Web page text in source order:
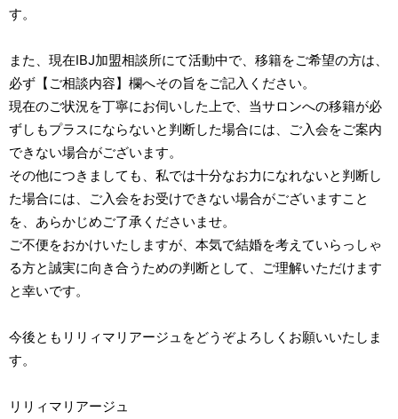
す。
また、現在IBJ加盟相談所にて活動中で、移籍をご希望の方は、
必ず【ご相談内容】欄へその旨をご記入ください。
現在のご状況を丁寧にお伺いした上で、当サロンへの移籍が必
ずしもプラスにならないと判断した場合には、ご入会をご案内
できない場合がございます。
その他につきましても、私では十分なお力になれないと判断し
た場合には、ご入会をお受けできない場合がございますこと
を、あらかじめご了承くださいませ。
ご不便をおかけいたしますが、本気で結婚を考えていらっしゃ
る方と誠実に向き合うための判断として、ご理解いただけます
と幸いです。
今後ともリリィマリアージュをどうぞよろしくお願いいたしま
す。
リリィマリアージュ